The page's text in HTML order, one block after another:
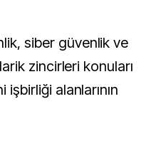
siber güvenlik ve
zincirleri konuları
alanlarının